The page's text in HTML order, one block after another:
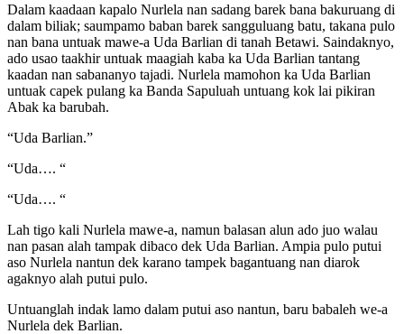
Dalam kaadaan kapalo Nurlela nan sadang barek bana bakuruang di
dalam biliak; saumpamo baban barek sangguluang batu, takana pulo
nan bana untuak mawe-a Uda Barlian di tanah Betawi. Saindaknyo,
ado usao taakhir untuak maagiah kaba ka Uda Barlian tantang
kaadan nan sabananyo tajadi. Nurlela mamohon ka Uda Barlian
untuak capek pulang ka Banda Sapuluah untuang kok lai pikiran
Abak ka barubah.
“Uda Barlian.”
“Uda…. “
“Uda…. “
Lah tigo kali Nurlela mawe-a, namun balasan alun ado juo walau
nan pasan alah tampak dibaco dek Uda Barlian. Ampia pulo putui
aso Nurlela nantun dek karano tampek bagantuang nan diarok
agaknyo alah putui pulo.
Untuanglah indak lamo dalam putui aso nantun, baru babaleh we-a
Nurlela dek Barlian.